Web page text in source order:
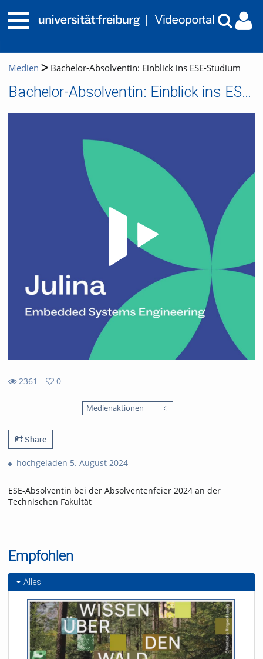
Medien Bachelor-Absolventin: Einblick ins ESE-Studium
Bachelor-Absolventin: Einblick ins ESE-Studium
2361
0
Medienaktionen
Share
hochgeladen 5. August 2024
ESE-Absolventin bei der Absolventenfeier 2024 an der
Technischen Fakultät
Empfohlen
Alles